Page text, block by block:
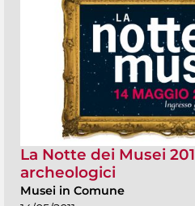
La Notte dei Musei
archeologici
Musei in Comune